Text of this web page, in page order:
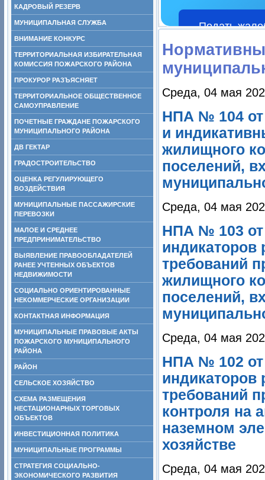
КАДРОВЫЙ РЕЗЕРВ
МУНИЦИПАЛЬНАЯ СЛУЖБА
ВНИМАНИЕ КОНКУРС
ТЕРРИТОРИАЛЬНАЯ ИЗБИРАТЕЛЬНАЯ
КОМИССИЯ ПОЖАРСКОГО РАЙОНА
ПРОКУРОР РАЗЪЯСНЯЕТ
ТЕРРИТОРИАЛЬНОЕ ОБЩЕСТВЕННОЕ
САМОУПРАВЛЕНИЕ
ПОЧЕТНЫЕ ГРАЖДАНЕ ПОЖАРСКОГО
МУНИЦИПАЛЬНОГО РАЙОНА
ДВ ГЕКТАР
ГРАДОСТРОИТЕЛЬСТВО
ОЦЕНКА РЕГУЛИРУЮЩЕГО
ВОЗДЕЙСТВИЯ
МУНИЦИПАЛЬНЫЕ ПАССАЖИРСКИЕ
ПЕРЕВОЗКИ
МАЛОЕ И СРЕДНЕЕ
ПРЕДПРИНИМАТЕЛЬСТВО
ВЫЯВЛЕНИЕ ПРАВООБЛАДАТЕЛЕЙ
РАНЕЕ УЧТЕННЫХ ОБЪЕКТОВ
НЕДВИЖИМОСТИ
СОЦИАЛЬНО ОРИЕНТИРОВАННЫЕ
НЕКОММЕРЧЕСКИЕ ОРГАНИЗАЦИИ
КОНТАКТНАЯ ИНФОРМАЦИЯ
МУНИЦИПАЛЬНЫЕ ПРАВОВЫЕ АКТЫ
ПОЖАРСКОГО МУНИЦИПАЛЬНОГО
РАЙОНА
РАЙОН
СЕЛЬСКОЕ ХОЗЯЙСТВО
СХЕМА РАЗМЕЩЕНИЯ
НЕСТАЦИОНАРНЫХ ТОРГОВЫХ
ОБЪЕКТОВ
ИНВЕСТИЦИОННАЯ ПОЛИТИКА
МУНИЦИПАЛЬНЫЕ ПРОГРАММЫ
СТРАТЕГИЯ СОЦИАЛЬНО-
ЭКОНОМИЧЕСКОГО РАЗВИТИЯ
Подать
Среда, 04 мая
НПА № 104 от
и
жилищного
поселений,
Среда, 04 мая
НПА № 103 от
индикаторов
требований
жилищного
поселений,
Среда, 04 мая
НПА № 102 от
индикаторов
требований
контроля на
наземном
хозяйстве
Среда, 04 мая